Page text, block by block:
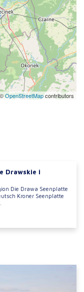
©OpenStreetMapcontributors
Drawskie i
Die Drawa Seenplatte
Kroner Seenplatte